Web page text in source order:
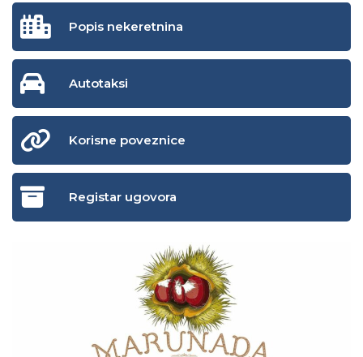
Popis nekeretnina
Autotaksi
Korisne poveznice
Registar ugovora